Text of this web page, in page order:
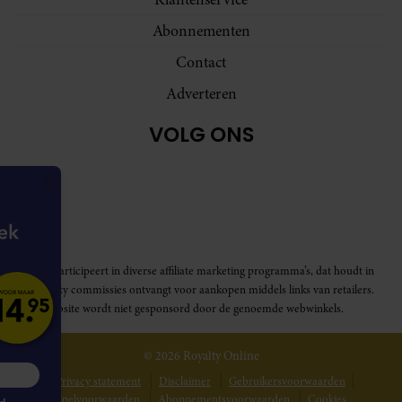
Abonnementen
Contact
Adverteren
VOLG ONS
Royalty participeert in diverse affiliate marketing programma’s, dat houdt in
dat Royalty commissies ontvangt voor aankopen middels links van retailers.
Deze website wordt niet gesponsord door de genoemde webwinkels.
© 2026 Royalty Online
Privacy statement Disclaimer
Gebruikersvoorwaarden
MEER INFORMATIE